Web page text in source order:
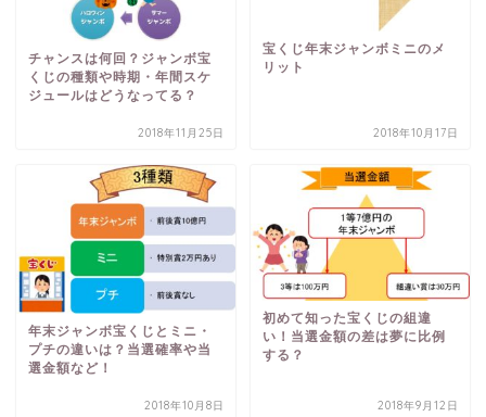
チャンスは何回？ジャンボ宝
くじの種類や時期・年間スケ
ジュールはどうなってる？
2018年11月25日
宝くじ年末ジャンボミニのメ
リット
2018年10月17日
年末ジャンボ宝くじとミニ・
プチの違いは？当選確率や当
選金額など！
2018年10月8日
初めて知った宝くじの組違
い！当選金額の差は夢に比例
する？
2018年9月12日